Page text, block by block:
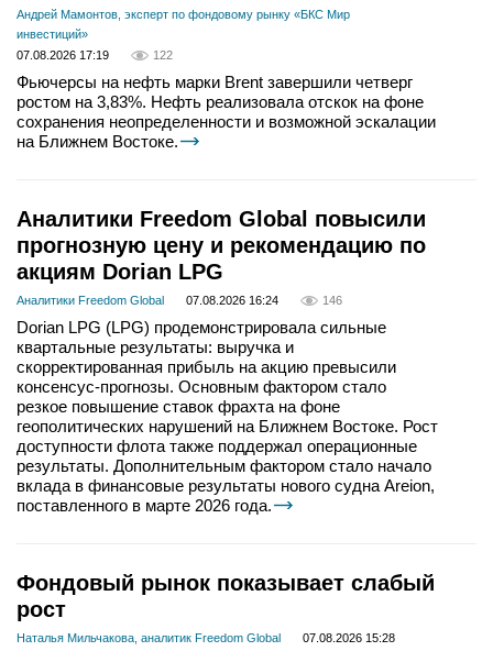
Андрей Мамонтов, эксперт по фондовому рынку «БКС Мир
инвестиций»
07.08.2026 17:19
122
Фьючерсы на нефть марки Brent завершили четверг
ростом на 3,83%. Нефть реализовала отскок на фоне
сохранения неопределенности и возможной эскалации
на Ближнем Востоке.
Аналитики Freedom Global повысили
прогнозную цену и рекомендацию по
акциям Dorian LPG
Аналитики Freedom Global 07.08.2026 16:24 146
Dorian LPG (LPG) продемонстрировала сильные
квартальные результаты: выручка и
скорректированная прибыль на акцию превысили
консенсус-прогнозы. Основным фактором стало
резкое повышение ставок фрахта на фоне
геополитических нарушений на Ближнем Востоке. Рост
доступности флота также поддержал операционные
результаты. Дополнительным фактором стало начало
вклада в финансовые результаты нового судна Areion,
поставленного в марте 2026 года.
Фондовый рынок показывает слабый
рост
Наталья Мильчакова, аналитик Freedom Global
07.08.2026 15:28